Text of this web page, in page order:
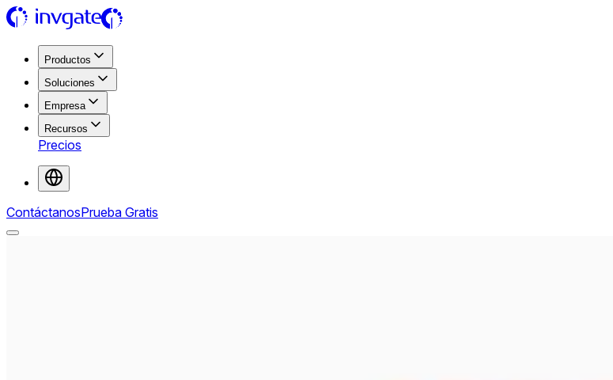
Productos
Soluciones
Empresa
Recursos
Precios
ContáctanosPrueba Gratis